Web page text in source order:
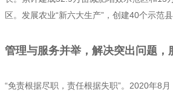
区。发展农业“新六大生产”，创建40个示范
管理与服务并举，解决突出问题，
“免责根据尽职，责任根据失职”。2020年8